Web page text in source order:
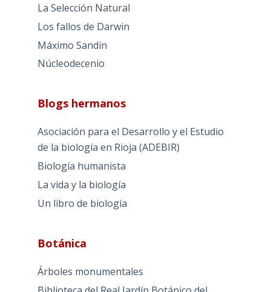
La Selección Natural
Los fallos de Darwin
Máximo Sandín
Núcleodecenio
Blogs hermanos
Asociación para el Desarrollo y el Estudio
de la biología en Rioja (ADEBIR)
Biología humanista
La vida y la biología
Un libro de biología
Botánica
Árboles monumentales